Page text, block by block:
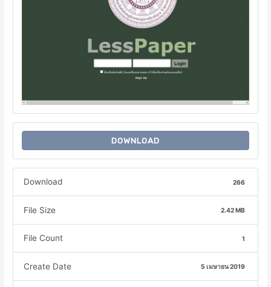
DOWNLOAD
Download 266
File Size 2.42 MB
File Count 1
Create Date 5 เมษายน 2019